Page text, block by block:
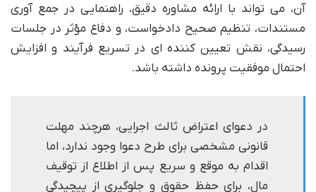
آن، می تواند با ارائه مشاوره دقیق، راهنمایی در جمع آوری
مستندات، تنظیم صحیح دادخواست، و دفاع مؤثر در جلسات
رسیدگی، نقش تعیین کننده ای در تسریع فرآیند و افزایش
احتمال موفقیت پرونده داشته باشد.
در دعوای اعتراض ثالث اجرایی، هرچند مهلت
قانونی مشخصی برای طرح دعوا وجود ندارد، اما
اقدام به موقع و سریع پس از اطلاع از توقیف
مال، برای حفظ حقوق و جلوگیری از پیچیدگی